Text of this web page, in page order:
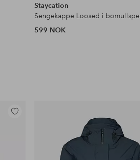
Staycation
Sengekappe Loosed i
599 NOK
Legg